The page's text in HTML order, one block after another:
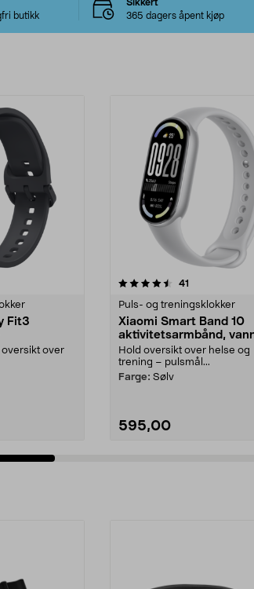
butikk
Sikkert
365 dagers åpent kjøp
Fit3
oversikt over
41
Puls- og treningsklokker
Xiaomi Smart Band 10
aktivitetsarmbånd,
Hold oversikt over helse og
trening – pulsmål...
Farge: Sølv
595,00
4.0 av 5 stjerner